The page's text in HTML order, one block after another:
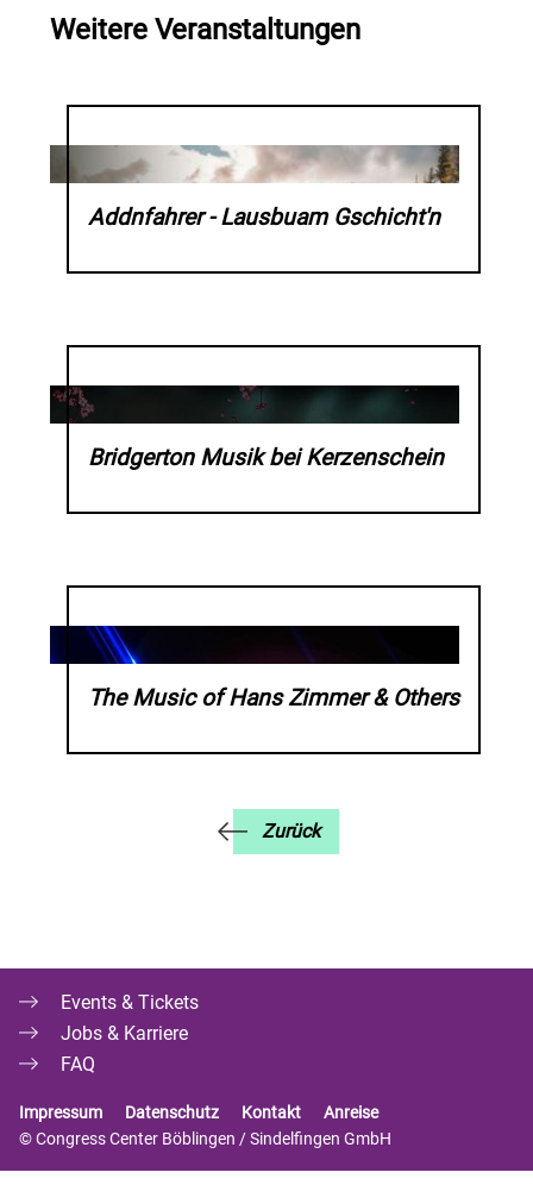
Weitere Veranstaltungen
Addnfahrer - Lausbuam Gschicht'n
Bridgerton Musik bei Kerzenschein
The Music of Hans Zimmer & Others
Zurück
Events & Tickets
Jobs & Karriere
FAQ
Impressum Datenschutz Kontakt
Anreise
© Congress Center Böblingen / Sindelfingen GmbH